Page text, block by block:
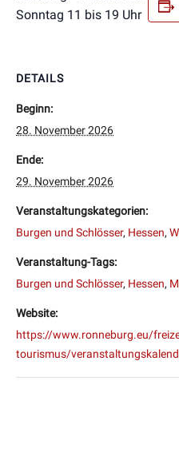
Sonntag 11 bis 19 Uhr
DETAILS
Beginn:
28. November 2026
Ende:
29. November 2026
Veranstaltungskategorien:
Burgen und Schlösser, Hessen,
Veranstaltung-Tags:
Burgen und Schlösser, Hessen,
Website:
https://www.ronneburg.eu/
tourismus/